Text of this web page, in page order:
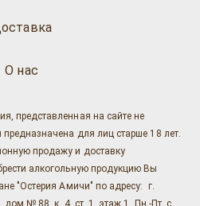
О нас
представленная на сайте не
для лиц старше 18 лет.
продажу и доставку
алкогольную продукцию Вы
"Остерия Амичи" по адресу: г.
№ 88, к. 4, ст. 1, этаж 1, Пн.-Пт. с